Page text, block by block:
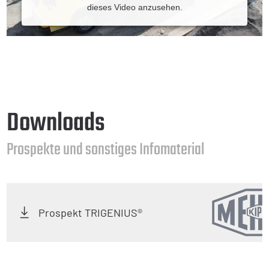
dieses Video anzusehen.
Downloads
Prospekte und sonstiges Infomaterial
Prospekt TRIGENIUS®